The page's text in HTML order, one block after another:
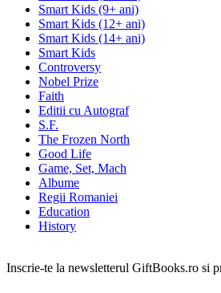
Smart Kids (9+ ani)
Smart Kids (12+ ani)
Smart Kids (14+ ani)
Smart Kids
Controversy
Nobel Prize
Faith
Editii cu Autograf
S.F.
The Frozen North
Good Life
Game, Set, Mach
Albume
Regii Romaniei
Education
History
Inscrie-te la newsletterul GiftBooks.ro si